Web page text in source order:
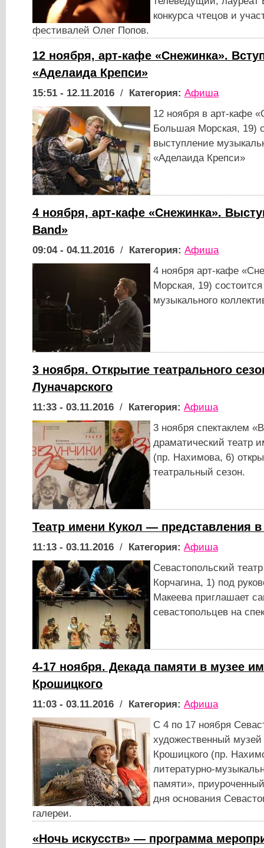
конкурса чтецов и
фестивалей Олег Попов.
12 ноября, арт-кафе «Снежинка».
«Аделаида Крепси»
15:51 - 12.11.2016 / Категория: Афиша
12 ноября в арт-кафе
Большая Морская, 19)
выступление
«Аделаида Крепси»
4 ноября, арт-кафе «Снежинка».
Band»
09:04 - 04.11.2016 / Категория: Афиша
4 ноября арт-кафе
Морская, 19)
музыкального
3 ноября. Открытие театрального
Луначарского
11:33 - 03.11.2016 / Категория: Афиша
3 ноября спектаклем
драматический театр
(пр. Нахимова, 6)
театральный сезон.
Театр имени Кукол — представления
11:13 - 03.11.2016 / Категория: Афиша
Севастопольский
Корчагина, 1) под
Макеева приглашает
севастопольцев на
4-17 ноября. Декада памяти в музее
Крошицкого
11:03 - 03.11.2016 / Категория: Афиша
С 4 по 17 ноября
художественный
Крошицкого (пр.
литературно-
памяти»,
дня основания
галереи.
«Ночь искусств» — программа